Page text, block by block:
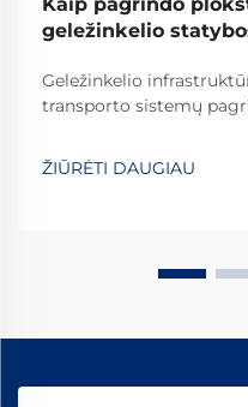
geležinkelio
Geležinkelio
transporto sistemų
saugų ir veiksmingą
komponentų,
ŽIŪRĖTI DAUGIAU